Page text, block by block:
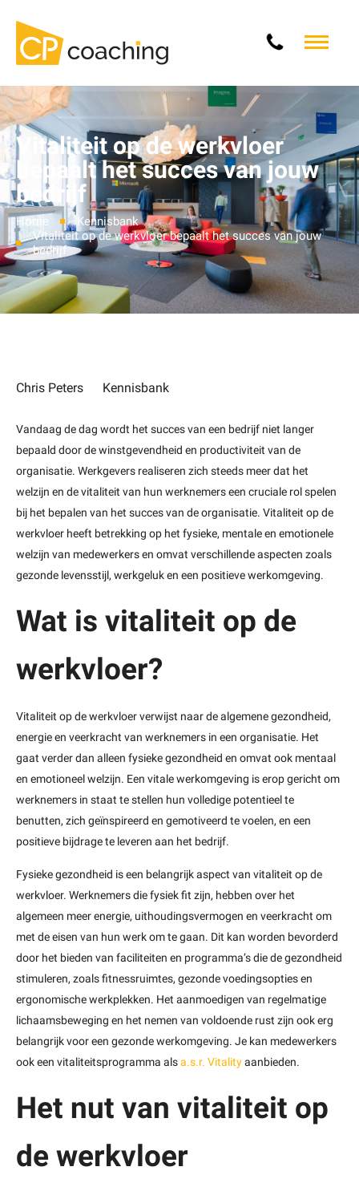
Vitaliteit op de werkvloer
bepaalt het succes van jouw
bedrijf
Home
Kennisbank
Vitaliteit op de werkvloer bepaalt het succes van jouw
bedrijf
Chris Peters Kennisbank
Vandaag de dag wordt het succes van een bedrijf niet langer
bepaald door de winstgevendheid en productiviteit van de
organisatie. Werkgevers realiseren zich steeds meer dat het
welzijn en de vitaliteit van hun werknemers een cruciale rol spelen
bij het bepalen van het succes van de organisatie. Vitaliteit op de
werkvloer heeft betrekking op het fysieke, mentale en emotionele
welzijn van medewerkers en omvat verschillende aspecten zoals
gezonde levensstijl, werkgeluk en een positieve werkomgeving.
Wat is vitaliteit op de
werkvloer?
Vitaliteit op de werkvloer verwijst naar de algemene gezondheid,
energie en veerkracht van werknemers in een organisatie. Het
gaat verder dan alleen fysieke gezondheid en omvat ook mentaal
en emotioneel welzijn. Een vitale werkomgeving is erop gericht om
werknemers in staat te stellen hun volledige potentieel te
benutten, zich geïnspireerd en gemotiveerd te voelen, en een
positieve bijdrage te leveren aan het bedrijf.
Fysieke gezondheid is een belangrijk aspect van vitaliteit op de
werkvloer. Werknemers die fysiek fit zijn, hebben over het
algemeen meer energie, uithoudingsvermogen en veerkracht om
met de eisen van hun werk om te gaan. Dit kan worden bevorderd
door het bieden van faciliteiten en programma’s die de gezondheid
stimuleren, zoals fitnessruimtes, gezonde voedingsopties en
ergonomische werkplekken. Het aanmoedigen van regelmatige
lichaamsbeweging en het nemen van voldoende rust zijn ook erg
belangrijk voor een gezonde werkomgeving. Je kan medewerkers
ook een vitaliteitsprogramma alsa.s.r. Vitalityaanbieden.
Het nut van vitaliteit op
de werkvloer